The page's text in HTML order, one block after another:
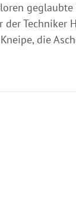
Techniker
die